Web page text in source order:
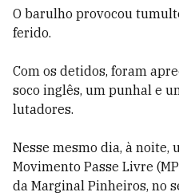
O barulho provocou
ferido.
Com os detidos, foram
soco inglês, um punhal e
lutadores.
Nesse mesmo dia, à noite,
Movimento Passe Livre
da Marginal Pinheiros, no